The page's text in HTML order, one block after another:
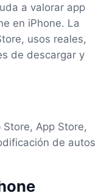
a valorar app
en iPhone. La
usos reales,
de descargar y
App Store,
de autos